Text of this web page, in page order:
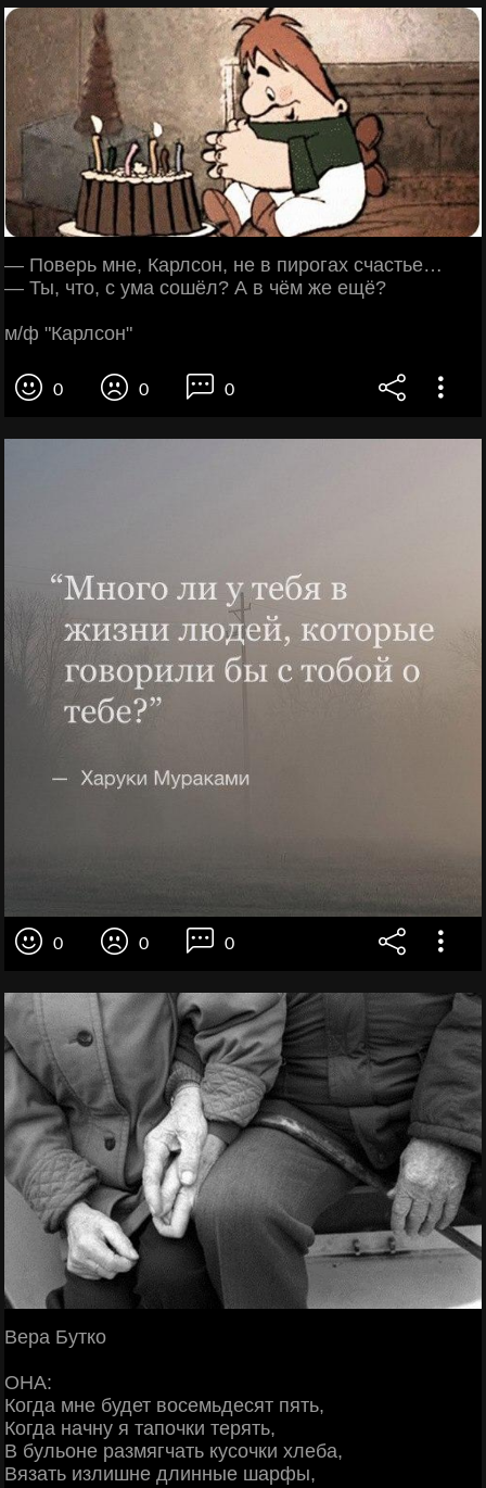
— Поверь мне, Карлсон, не в пирогах счастье…
— Ты, что, с ума сошёл? А в чём же ещё?
м/ф "Карлсон"
0 0 0
0 0 0
Вера Бутко
ОНА:
Когда мне будет восемьдесят пять,
Когда начну я тапочки терять,
В бульоне размягчать кусочки хлеба,
Вязать излишне длинные шарфы,